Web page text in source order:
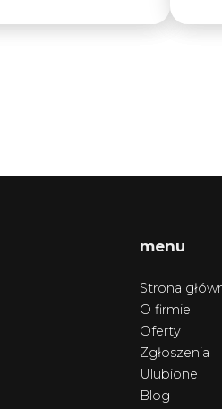
menu
Strona
O firmie
Oferty
Zgłoszenia
Ulubione
Blog